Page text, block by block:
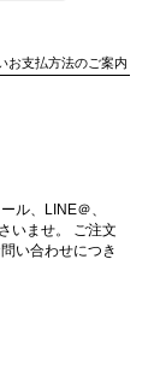
でした。また
お支払方法のご案内
ル、LINE＠、
いませ。 ご注文
い合わせにつき